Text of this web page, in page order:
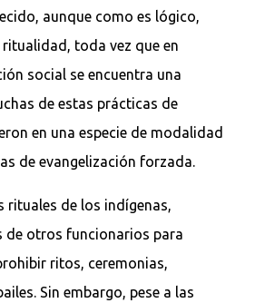
aunque como es lógico,
toda vez que en
social se encuentra una
de estas prácticas de
en una especie de modalidad
de evangelización forzada.
rituales de los indígenas,
de otros funcionarios para
ritos, ceremonias,
Sin embargo, pese a las